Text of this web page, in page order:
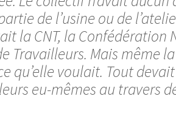
de l’usine ou de
la CNT, la Confédération
Travailleurs. Mais même la
qu’elle voulait. Tout
eu-mêmes au travers